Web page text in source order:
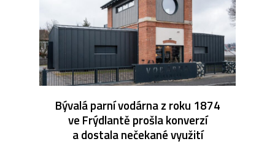
Bývalá parní vodárna z roku 1874
ve Frýdlantě prošla konverzí
a dostala nečekané využití